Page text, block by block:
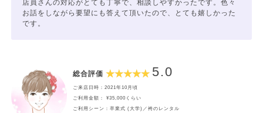
店員さんの対応がとても丁寧で、相談しやすかったです。色々
お話をしながら要望にも答えて頂いたので、とても嬉しかった
です。
総合評価 5.0
ご来店日時：2021年10月頃
ご利用金額： ¥35,000くらい
ご利用シーン：卒業式 (大学)／袴のレンタル